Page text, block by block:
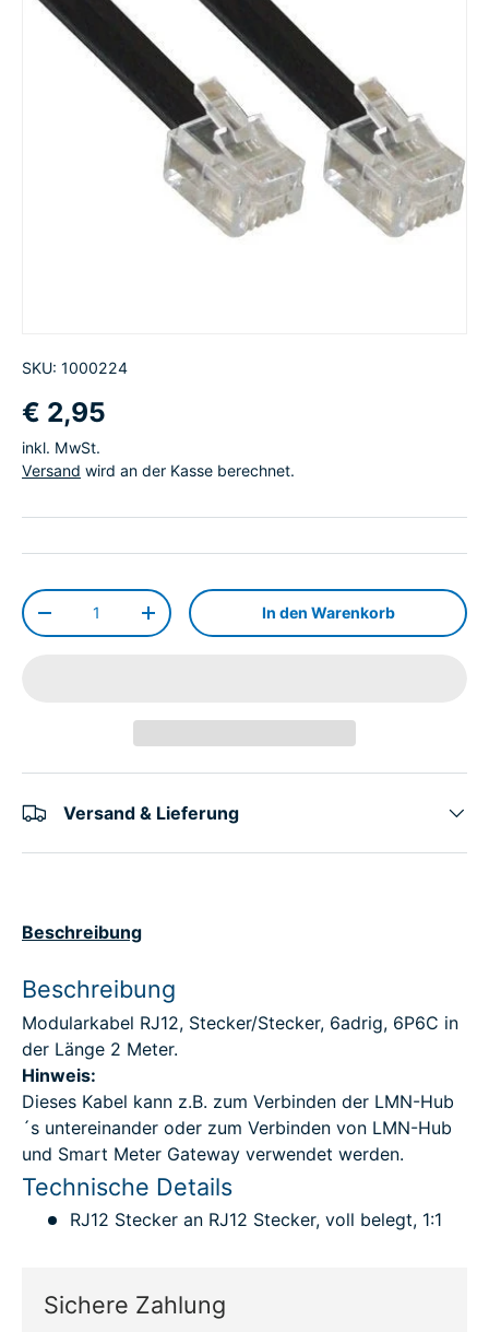
SKU: 1000224
€ 2,95
inkl. MwSt.
Versand wird an der Kasse berechnet.
Anzahl
-
+ In den Warenkorb
Versand & Lieferung
Beschreibung
Beschreibung
Modularkabel RJ12, Stecker/Stecker, 6adrig, 6P6C in
der Länge 2 Meter.
Hinweis:
Dieses Kabel kann z.B. zum Verbinden der LMN-Hub
´s untereinander oder zum Verbinden von LMN-Hub
und Smart Meter Gateway verwendet werden.
Technische Details
RJ12 Stecker an RJ12 Stecker, voll belegt, 1:1
Sichere Zahlung